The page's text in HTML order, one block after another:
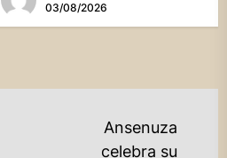
03/08/2026
Ansenuza
celebra su